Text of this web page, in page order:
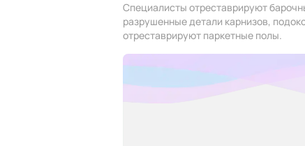
Специалисты отреставрируют
разрушенные детали карнизов,
отреставрируют паркетные полы.